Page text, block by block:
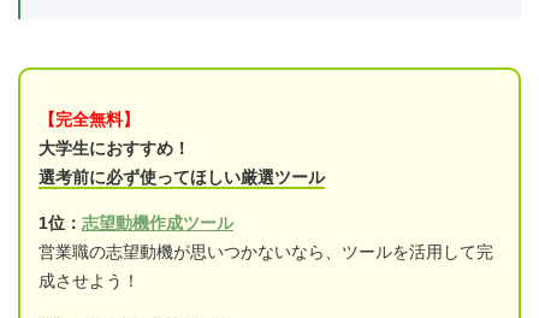
【完全無料】
大学生におすすめ！
選考前に必ず使ってほしい厳選ツール
1位： 志望動機作成ツール
営業職の志望動機が思いつかないなら、ツールを活用して完
成させよう！